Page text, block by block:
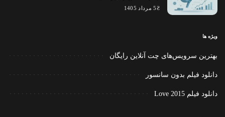
5 مرداد 1405
ویژه ها
بهترین سرویس‌های چت آنلاین رایگان
دانلود فیلم بدون سانسور
دانلود فیلم Love 2015